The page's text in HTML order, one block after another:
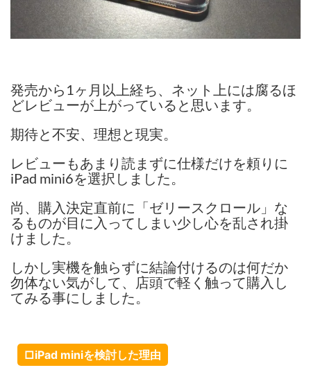
発売から1ヶ月以上経ち、ネット上には腐るほ
どレビューが上がっていると思います。
期待と不安、理想と現実。
レビューもあまり読まずに仕様だけを頼りに
iPad mini6を選択しました。
尚、購入決定直前に「ゼリースクロール」な
るものが目に入ってしまい少し心を乱され掛
けました。
しかし実機を触らずに結論付けるのは何だか
勿体ない気がして、店頭で軽く触って購入し
てみる事にしました。
□iPad miniを検討した理由